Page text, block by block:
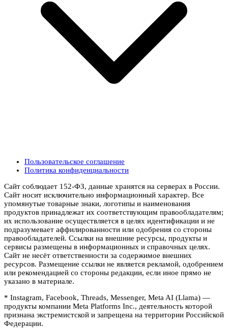
Пользовательское соглашение
Политика конфиденциальности
Сайт соблюдает 152-ФЗ, данные хранятся на серверах в России.
Сайт носит исключительно информационный характер. Все
упомянутые товарные знаки, логотипы и наименования
продуктов принадлежат их соответствующим правообладателям;
их использование осуществляется в целях идентификации и не
подразумевает аффилированности или одобрения со стороны
правообладателей. Ссылки на внешние ресурсы, продукты и
сервисы размещены в информационных и справочных целях.
Сайт не несёт ответственности за содержимое внешних
ресурсов. Размещение ссылки не является рекламой, одобрением
или рекомендацией со стороны редакции, если иное прямо не
указано в материале.
* Instagram, Facebook, Threads, Messenger, Meta AI (Llama) —
продукты компании Meta Platforms Inc., деятельность которой
признана экстремистской и запрещена на территории Российской
Федерации.